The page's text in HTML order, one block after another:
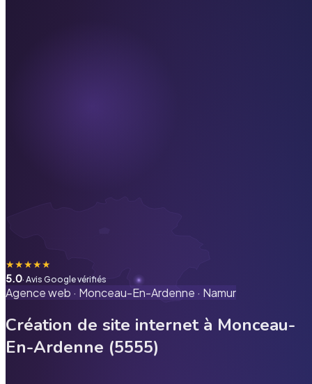
★★★★★
5.0· Avis Google vérifiés
Agence web · Monceau-En-Ardenne · Namur
Création de site internet à Monceau-
En-Ardenne (5555)